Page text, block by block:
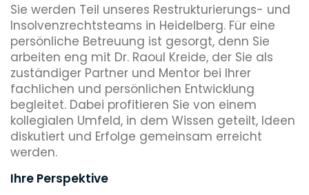
Sie werden Teil unseres Restrukturierungs- und
Insolvenzrechtsteams in Heidelberg. Für eine
persönliche Betreuung ist gesorgt, denn Sie
arbeiten eng mit Dr. Raoul Kreide, der Sie als
zuständiger Partner und Mentor bei Ihrer
fachlichen und persönlichen Entwicklung
begleitet. Dabei profitieren Sie von einem
kollegialen Umfeld, in dem Wissen geteilt, Ideen
diskutiert und Erfolge gemeinsam erreicht
werden.
Ihre Perspektive